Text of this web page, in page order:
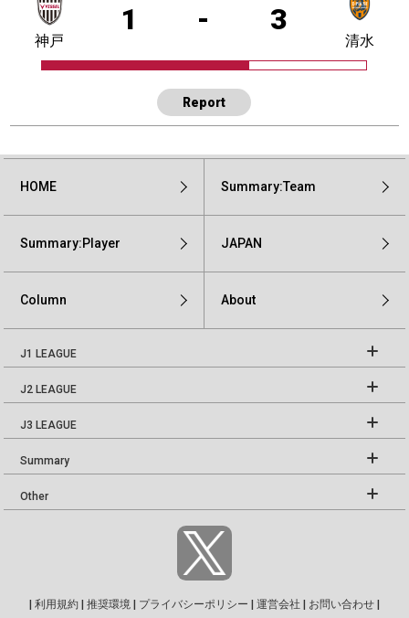
1 - 3
神戸 清水
Report
HOME Summary:Team
Summary:Player JAPAN
Column About
J1 LEAGUE
J2 LEAGUE
J3 LEAGUE
Summary
Other
利用規約 推奨環境 プライバシーポリシー 運営会社 お問い合わせ